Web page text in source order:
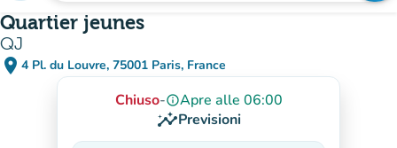
Quartier jeunes
QJ
place 4 Pl. du Louvre, 75001 Paris, France
(apri in Google Maps)
(nuova scheda)
Chiuso-info_outlineApre alle 06:00
insightsPrevisioni